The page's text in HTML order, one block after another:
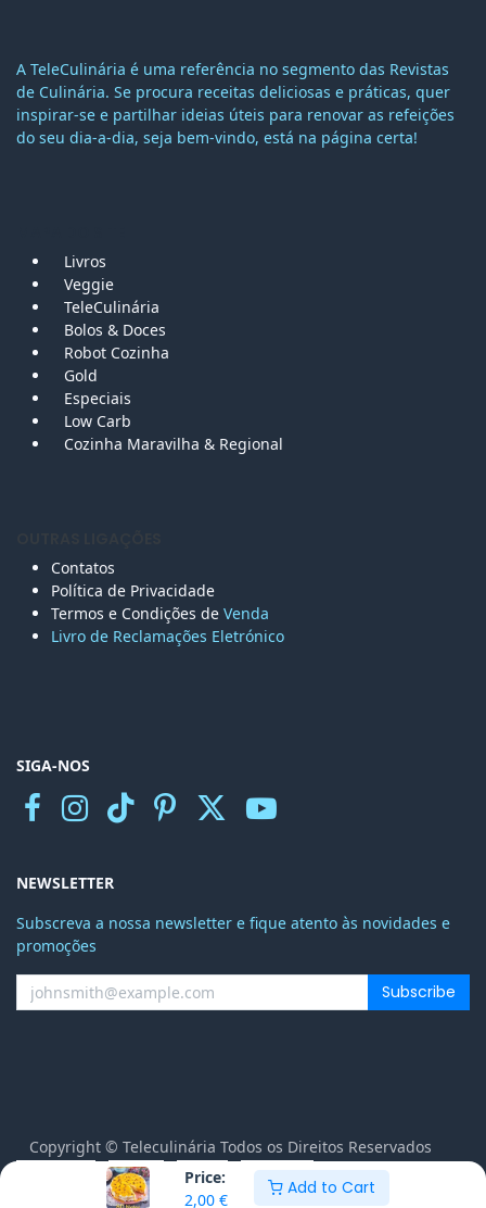
Price:
2,00€
Add to Cart
A TeleCulinária é uma referência no segmento das Revistas
de Culinária. Se procura receitas deliciosas e práticas, quer
inspirar-se e partilhar ideias úteis para renovar as refeições
do seu dia-a-dia, seja bem-vindo, está na página certa!
Livros
Veggie
TeleCulinária
Bolos & Doces
Robot Cozinha
Gold
Especiais
Low Carb
Cozinha Maravilha & Regional
Contatos
Política de Privacidade
Termos e Condições de Venda
Livro de Reclamações Eletrónico
SIGA-NOS
NEWSLETTER
Subscreva a nossa newsletter e fique atento às novidades e
promoções
Subscribe
Copyright © Teleculinária Todos os Direitos Reservados
Português